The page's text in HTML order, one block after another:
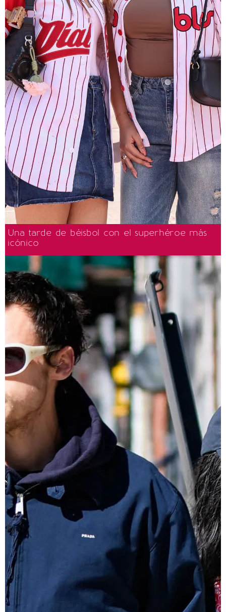
Una tarde de béisbol con el superhéroe más
icónico